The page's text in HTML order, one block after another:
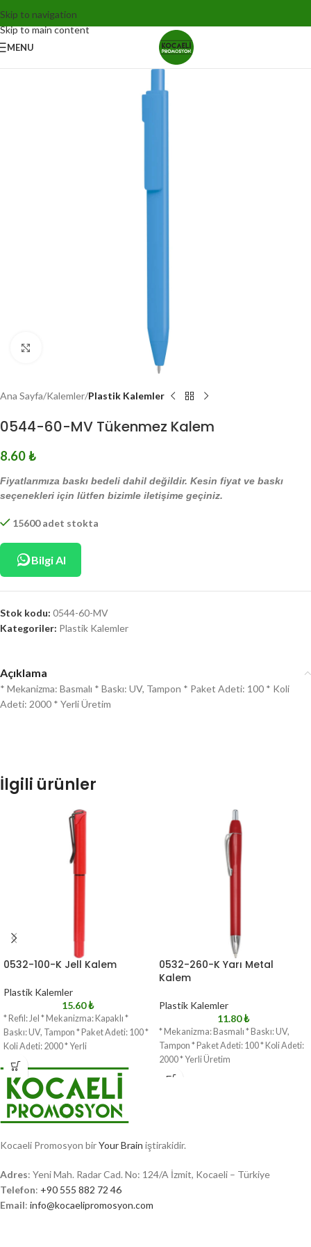
Skip to navigation
Skip to main content
MENU
Ana Sayfa Kalemler Plastik Kalemler
0544-60-MV Tükenmez Kalem
8.60₺
Fiyatlarımıza baskı bedeli dahil değildir. Kesin fiyat ve baskı
seçenekleri için lütfen bizimle iletişime geçiniz.
15600 adet stokta
Bilgi Al
Stok kodu: 0544-60-MV
Kategoriler: Plastik Kalemler
Açıklama
* Mekanizma: Basmalı * Baskı: UV, Tampon * Paket Adeti: 100 * Koli
Adeti: 2000 * Yerli Üretim
İlgili ürünler
0532-100-K Jell Kalem
Plastik Kalemler
15.60₺
* Refil: Jel * Mekanizma: Kapaklı *
Baskı: UV, Tampon * Paket Adeti: 100 *
Koli Adeti: 2000 * Yerli
0532-260-K Yarı Metal
Kalem
Plastik Kalemler
11.80₺
* Mekanizma: Basmalı * Baskı: UV,
Tampon * Paket Adeti: 100 * Koli Adeti:
2000 * Yerli Üretim
Kocaeli Promosyon birYour Brain iştirakidir.
Adres: Yeni Mah. Radar Cad. No: 124/A İzmit, Kocaeli – Türkiye
Telefon: +90 555 882 72 46
Email: info@kocaelipromosyon.com